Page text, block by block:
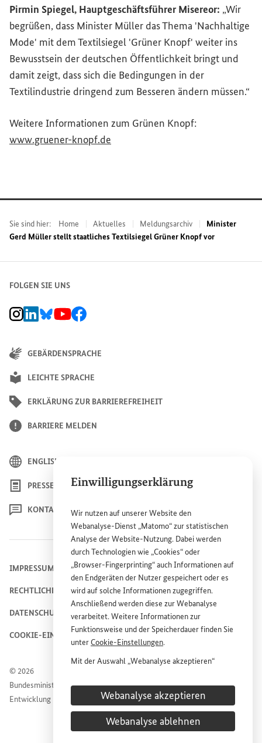
Einwilligungserklärung
Wir nutzen auf unsererWebsite den
Webanalyse-Dienst „Matomo“ zur statistischen
Analyse derWebsite-Nutzung. Dabei werden
durch Technologien wie „Cookies“ oder
„Browser-Fingerprinting“ auch Informationen auf
den Endgeräten der Nutzer gespeichert oder es
wird auf solche Informationen zugegriffen.
Anschließend werden diese zur Webanalyse
verarbeitet. Weitere Informationen zur
Funktionsweise und der Speicherdauer finden Sie
unterCookie-Einstellungen.
Mit der Auswahl „Webanalyse akzeptieren“
Dienstes „Matomo“ auf derWebsitedes
Bundesministeriums für wirtschaftliche
Entwicklung und Zusammenarbeit (BMZ) zu.
Diese Einwilligung ist freiwillig, für die Nutzung
Webanalyse akzeptieren
Webanalyse ablehnen
Pirmin Spiegel, Hauptgeschäftsführer Misereor: „Wir
begrüßen, dass Minister Müller das Thema 'Nachhaltige
Mode' mit dem Textilsiegel 'Grüner Knopf' weiter ins
Bewusstsein der deutschen Öffentlichkeit bringt und
damit zeigt, dass sich die Bedingungen in der
Textilindustrie dringend zum Besseren ändern müssen.“
Weitere Informationen zum Grünen Knopf:
www.gruener-knopf.de
Sie sind hier: Home Aktuelles Meldungsarchiv
Minister
Gerd Müller stellt staatliches Textilsiegel Grüner Knopf vor
FOLGEN SIE UNS
BMZ Instagram-Kanal, Externer Link
BMZ LinkedIn Unternehmensseite, Externer Link
BMZ Bluesky-Seite, Externer Link
BMZ Youtube-Kanal, Externer Link
BMZ Facebook-Seite, Externer Link
GEBÄRDENSPRACHE
LEICHTE SPRACHE
ERKLÄRUNG ZUR BARRIEREFREIHEIT
BARRIERE MELDEN
ENGLISH
PRESSE
KONTAKT
© 2026
Bundesministerium für wirtschaftliche Zusammenarbeit und
Entwicklung
IMPRESSUM
RECHTLICHE HINWEISE
DATENSCHUTZHINWEIS
COOKIE-EINSTELLUNGEN